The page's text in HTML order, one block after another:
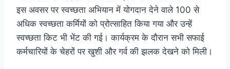
इस अवसर पर स्वच्छता अभियान में योगदान देने वाले 100 से
अधिक स्वच्छता कर्मियों को प्रोत्साहित किया गया और उन्हें
स्वच्छता किट भी भेंट की गई। कार्यक्रम के दौरान सभी सफाई
कर्मचारियों के चेहरों पर खुशी और गर्व की झलक देखने को मिली।